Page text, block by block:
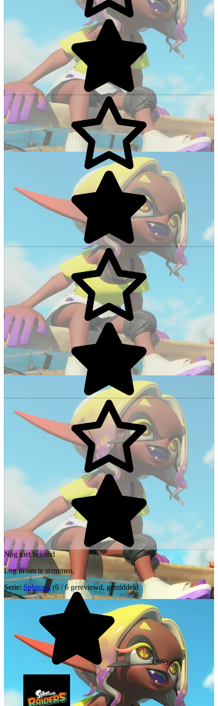
Nog niet bekend
Log in om te stemmen.
Serie: Splatoon (6 / 6 gereviewd, gemiddeld
3,9/5)